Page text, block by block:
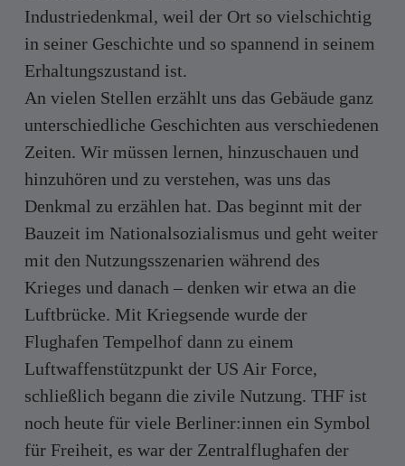
Industriedenkmal, weil der Ort so vielschichtig
in seiner Geschichte und so spannend in seinem
Erhaltungszustand ist.
An vielen Stellen erzählt uns das Gebäude ganz
unterschiedliche Geschichten aus verschiedenen
Zeiten. Wir müssen lernen, hinzuschauen und
hinzuhören und zu verstehen, was uns das
Denkmal zu erzählen hat. Das beginnt mit der
Bauzeit im Nationalsozialismus und geht weiter
mit den Nutzungsszenarien während des
Krieges und danach – denken wir etwa an die
Luftbrücke. Mit Kriegsende wurde der
Flughafen Tempelhof dann zu einem
Luftwaffenstützpunkt der US Air Force,
schließlich begann die zivile Nutzung. THF ist
noch heute für viele Berliner:innen ein Symbol
für Freiheit, es war der Zentralflughafen der